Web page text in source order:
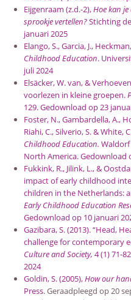
Eijgenraam (z.d.-2),Hoe kan
sprookje vertellen?Stichting
januari 2025
Elango, S., Garcia, J.,
Childhood Education.
juli 2024
Elsäcker, W. van, &
voorlezen in kleine groepen.
129. Gedownload op 23
Foster, N., Gambardella, A.,
Riahi, C., Silverio, S. & White,
Childhood Education.
North America. Gedownload
Fukkink, R., Jilink, L., &
impact of early childhood
children in the Netherlands:
Early Childhood Education
Gedownload op 10 januari
Gazibara, S. (2013). “Head,
challenge for contemporary
Culture and Society, 4 (1) 71-
2024
Goldin, S. (2005),How our
Press. Geraadpleegd op 20